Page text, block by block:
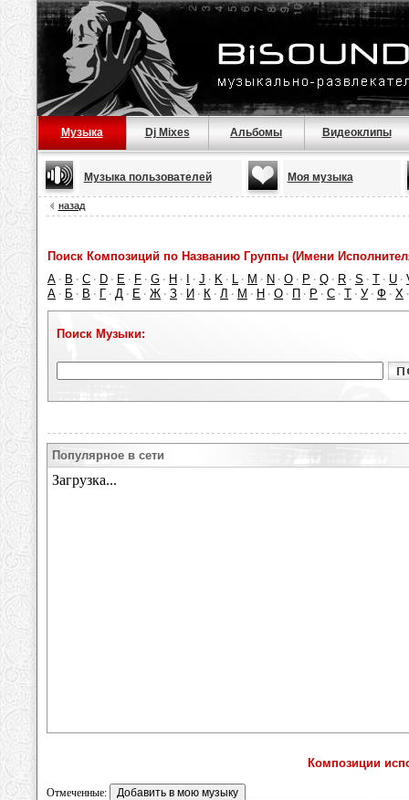
Музыка Dj Mixes Альбомы Видеоклипы
Музыка пользователей Моя музыка
назад
Поиск Композиций по Названию Группы (Имени
A · B · C · D · E · F · G · H · · J · K · L · M · N · O · P · Q · R · S · T · U ·
А · Б · В · Г · Д · Е · Ж · З · И · К · Л · М · Н · О · П · Р · С · Т · У · Ф · Х
Поиск Музыки:
Популярное в сети
Композиции
Отмеченные: